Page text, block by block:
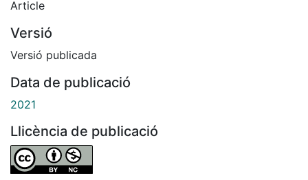
Article
Versió
Versió publicada
Data de publicació
2021
Llicència de publicació